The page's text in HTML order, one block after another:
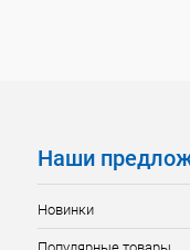
Наши
Новинки